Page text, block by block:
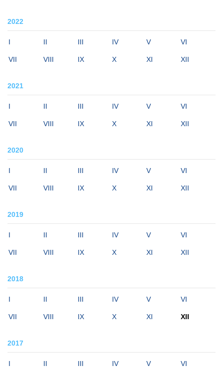
2022
I II III IV V VI
VII VIII IX X XI XII
2021
I II III IV V VI
VII VIII IX X XI XII
2020
I II III IV V VI
VII VIII IX X XI XII
2019
I II III IV V VI
VII VIII IX X XI XII
2018
I II III IV V VI
VII VIII IX X XI XII
2017
I II III IV V VI